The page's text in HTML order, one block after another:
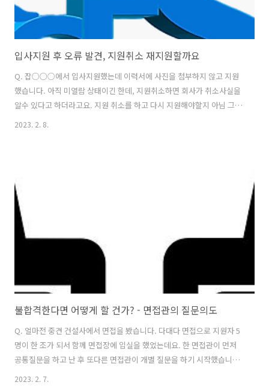
입사지원 후 오류 발견, 지원취소 재지원할까요
Q. 잡○○○에서 입사지원했는데 이력서에 사진을 첨부하지 않고 지원
했습니다. 아직 미열람 상태이긴 한데, 지원취소하면 회사가 취소사실을
알수 있다고 하더라고요. 지원 취소를 하고 다시 지원해야할지 아님 그냥
놔둬야 할지 고민입니다. 어떡하죠? ㅠㅠ A. 사진 첨부하지 않고 제출한
원한 이력서를 보고 판단할 것입니다. 지원취소하고 다시 지원했다고 불
이익 주는 회사 1도 없습니다. https://blog.naver.com/workerjob..
2023. 2. 8.
불합격한다면 어떻게 할 건가? - 면접관의 질문의도
Q. 얼마전 중견 건설사에서 면접을 봤습니다. 다대다 면접으로 지원자 5
명이 한 조가 되서 함께 면접장에 입실을 했었는데요. 한 면접관이 먼저
공통질문을 하고 난 후 또다른 면접관이 개별 질문을 하기 시작했습니다.
2023. 2. 7.